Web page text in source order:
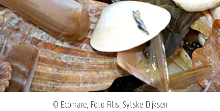
© Ecomare, Foto Fitis, Sytske Dijksen